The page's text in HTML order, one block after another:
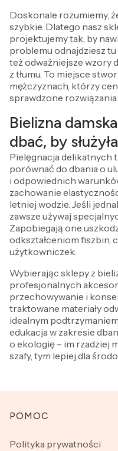
Doskonale rozumiemy,
szybkie. Dlatego nasz
projektujemy tak, by
problemu odnajdziesz
też odważniejsze wzory
z tłumu. To miejsce
mężczyznach, którzy
sprawdzone rozwiązania.
Bielizna
dbać, by
Pielęgnacja delikatnych
porównać do dbania o
i odpowiednich
zachowanie
letniej wodzie. Jeśli
zawsze używaj
Zapobiegają one
odkształceniom fiszbin,
użytkowniczek.
Wybierając sklepy z
profesjonalnych
przechowywanie i
traktowane materiały
idealnym
edukacja w zakresie
o ekologię – im rzadziej
szafy, tym lepiej dla
Linki w stopce
POMOC
Polityka prywatności